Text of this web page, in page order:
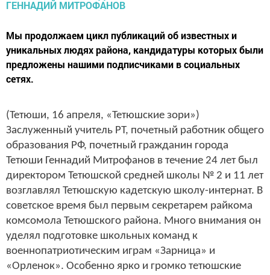
Мы продолжаем цикл публикаций об известных и
уникальных людях района, кандидатуры которых были
предложены нашими подписчиками в социальных
сетях.
(Тетюши, 16 апреля, «Тетюшские зори»)
Заслуженный учитель РТ, почетный работник общего
образования РФ, почетный гражданин города
Тетюши Геннадий Митрофанов в течение 24 лет был
директором Тетюшской средней школы № 2 и 11 лет
возглавлял Тетюшскую кадетскую школу-интернат. В
советское время был первым секретарем райкома
комсомола Тетюшского района. Много внимания он
уделял подготовке школьных команд к
военнопатриотическим играм «Зарница» и
«Орленок». Особенно ярко и громко тетюшские